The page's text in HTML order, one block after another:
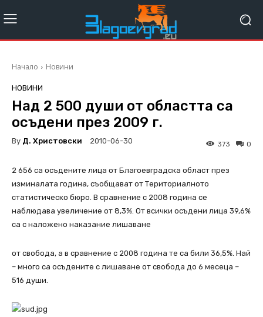
Начало Новини
НОВИНИ
Над 2 500 души от областта са
осъдени през 2009 г.
By Д. Христовски 2010-06-30 0
373
2 656 са осъдените лица от Благоевградска област през
изминалата година, съобщават от Териториалното
статистическо бюро. В сравнение с 2008 година се
наблюдава увеличение от 8,3%. От всички осъдени лица 39,6%
са с наложено наказание лишаване
от свобода, а в сравнение с 2008 година те са били 36,5%. Най
– много са осъдените с лишаване от свобода до 6 месеца –
516 души.